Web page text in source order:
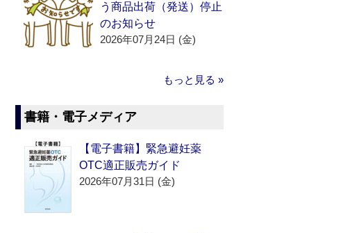
う商品出荷（発送）停止
のお知らせ
2026年07月24日 (金)
もっと見る »
書籍・電子メディア
【電子書籍】緊急避妊薬
OTC適正販売ガイド
2026年07月31日 (金)